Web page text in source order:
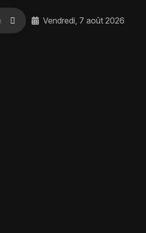
Vendredi, 7 août 2026